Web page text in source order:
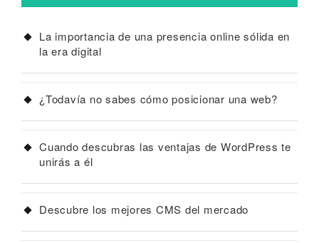
La importancia de una presencia online sólida en
la era digital
¿Todavía no sabes cómo posicionar una web?
Cuando descubras las ventajas de WordPress te
unirás a él
Descubre los mejores CMS del mercado